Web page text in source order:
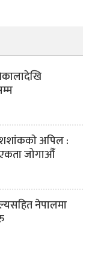
शशांककाे अपिल :
एकता जोगाऔँ
नेपालमा